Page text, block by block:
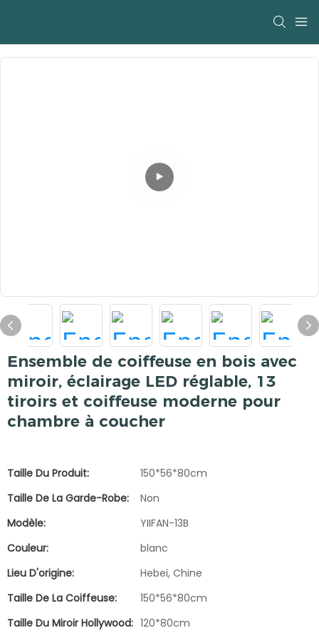
Ensemble de coiffeuse en bois avec
miroir, éclairage LED réglable, 13
tiroirs et coiffeuse moderne pour
chambre à coucher
Taille Du Produit:
150*56*80cm
Taille De La Garde-Robe:
Non
Modèle:
YIIFAN-13B
Couleur:
blanc
Lieu D'origine:
Hebei, Chine
Taille De La Coiffeuse:
150*56*80cm
Taille Du Miroir Hollywood: 120*80cm